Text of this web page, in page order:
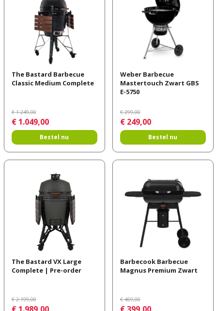
The Bastard Barbecue
Classic Medium Complete
€ 1.249,00
€ 1.049,00
Bestel nu
Weber Barbecue
Mastertouch Zwart GBS
E-5750
€ 299,00
€ 249,00
Bestel nu
The Bastard VX Large
Complete | Pre-order
€ 2.199,00
Barbecook Barbecue
Magnus Premium Zwart
€ 469,00